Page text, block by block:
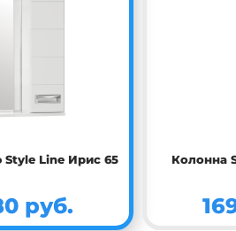
Line Ирис 65
руб.
Колонна